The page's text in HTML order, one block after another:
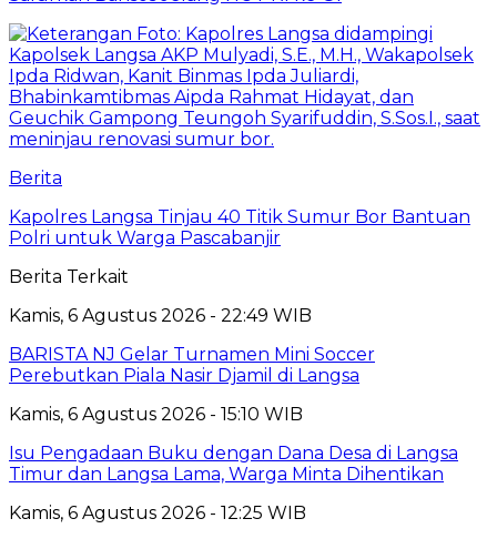
Berita
Kapolres Langsa Tinjau 40 Titik Sumur Bor Bantuan
Polri untuk Warga Pascabanjir
Berita Terkait
Kamis, 6 Agustus 2026 - 22:49 WIB
BARISTA NJ Gelar Turnamen Mini Soccer
Perebutkan Piala Nasir Djamil di Langsa
Kamis, 6 Agustus 2026 - 15:10 WIB
Isu Pengadaan Buku dengan Dana Desa di Langsa
Timur dan Langsa Lama, Warga Minta Dihentikan
Kamis, 6 Agustus 2026 - 12:25 WIB